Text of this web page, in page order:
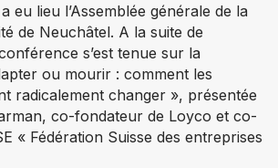
eu lieu l’Assemblée générale de la
de Neuchâtel. A la suite de
s’est tenue sur la
ou mourir : comment les
radicalement changer », présentée
co-fondateur de Loyco et co-
« Fédération Suisse des entreprises